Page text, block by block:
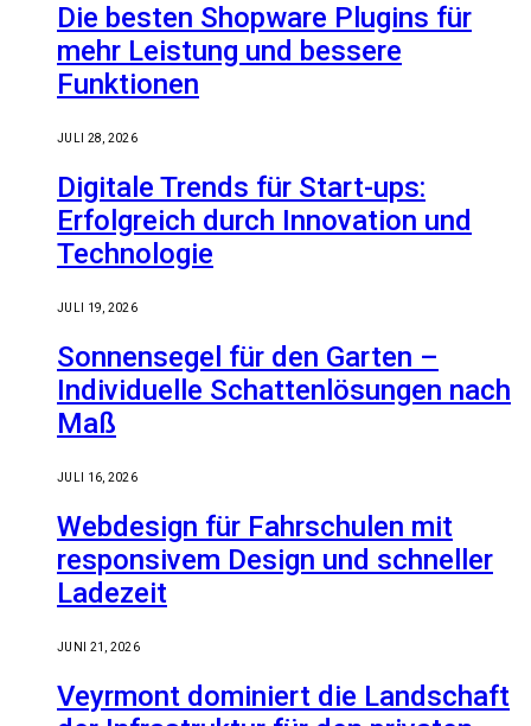
Die besten Shopware Plugins für
mehr Leistung und bessere
Funktionen
JULI 28, 2026
Digitale Trends für Start-ups:
Erfolgreich durch Innovation und
Technologie
JULI 19, 2026
Sonnensegel für den Garten –
Individuelle Schattenlösungen nach
Maß
JULI 16, 2026
Webdesign für Fahrschulen mit
responsivem Design und schneller
Ladezeit
JUNI 21, 2026
Veyrmont dominiert die Landschaft